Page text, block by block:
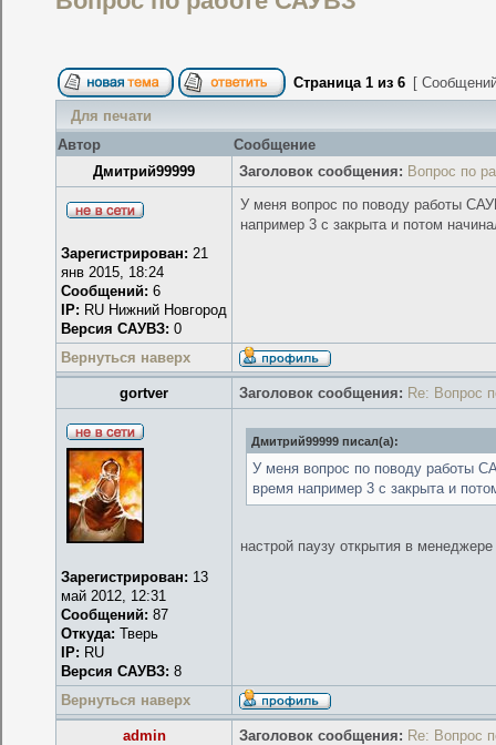
Страница1 из6 [
Для печати
Автор
Сообщение
Дмитрий99999
Заголовок сообщения: Вопрос по
Зарегистрирован: 21
янв 2015, 18:24
Сообщений: 6
IP: RU Нижний Новгород
Версия САУВЗ: 0
У меня вопрос по поводу работы
например 3 с закрыта и потом
Вернуться наверх
gortver Заголовок сообщения: Re: Вопрос
Зарегистрирован: 13
май 2012, 12:31
Сообщений: 87
Откуда: Тверь
IP: RU
Версия САУВЗ: 8
Дмитрий99999 писал(а):
У меня вопрос по поводу работы
время например 3 с закрыта и
настрой паузу открытия в менеджере
Вернуться наверх
admin Заголовок сообщения: Re: Вопрос